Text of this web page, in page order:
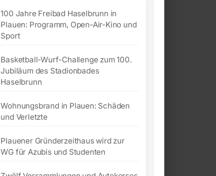
100 Jahre Freibad Haselbrunn in
Plauen: Programm, Open-Air-Kino und
Sport
Basketball-Wurf-Challenge zum 100.
Jubiläum des Stadionbades
Haselbrunn
Wohnungsbrand in Plauen: Schäden
und Verletzte
Plauener Gründerzeithaus wird zur
WG für Azubis und Studenten